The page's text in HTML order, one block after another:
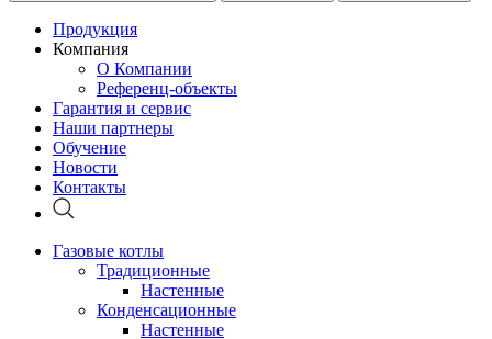
Продукция
Компания
О Компании
Референц-объекты
Гарантия и сервис
Наши партнеры
Обучение
Новости
Контакты
Газовые котлы
Традиционные
Настенные
Конденсационные
Настенные